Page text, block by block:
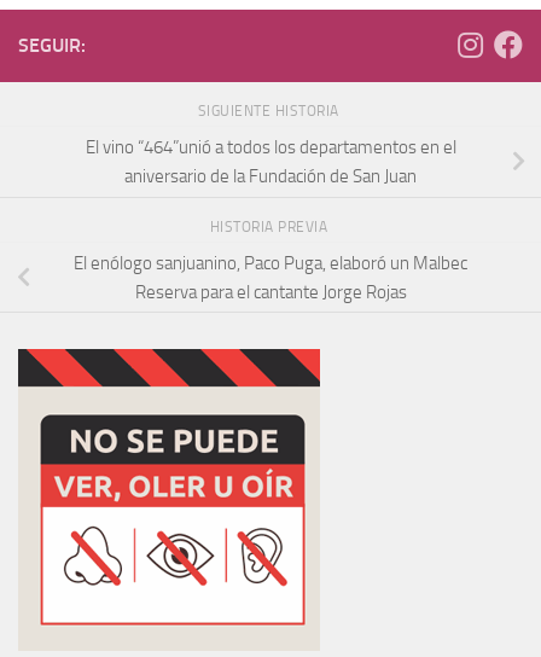
SEGUIR:
SIGUIENTE HISTORIA
El vino “464”unió a todos los departamentos en el
aniversario de la Fundación de San Juan
HISTORIA PREVIA
El enólogo sanjuanino, Paco Puga, elaboró un Malbec
Reserva para el cantante Jorge Rojas